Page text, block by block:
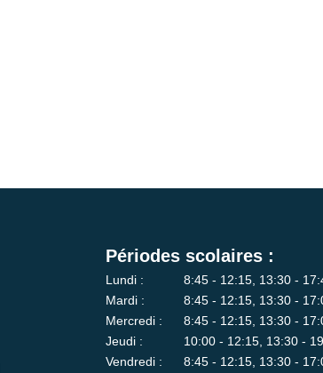
Périodes scolaires :
Lundi :
8:45 - 12:15, 13:30 -
Mardi :
8:45 - 12:15, 13:30 -
Mercredi :
8:45 - 12:15, 13:30 -
Jeudi :
10:00 - 12:15, 13:30 -
Vendredi :
8:45 - 12:15, 13:30 -